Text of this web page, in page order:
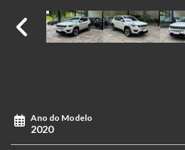
Ano do Modelo
2020